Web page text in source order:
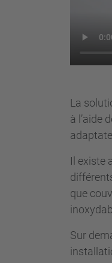
La
à l’aide
Il existe
que
Sur